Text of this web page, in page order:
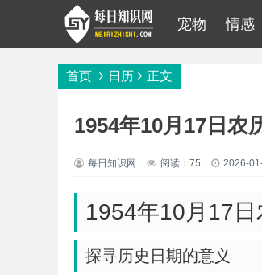
宠物 情感
首页 日历 正文
1954年10月17日农
每日知识网 阅读：75 2026-
1954年10月17
探寻历史日期的意义